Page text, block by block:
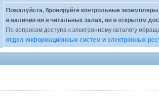
Пожалуйста, бронируйте контрольные экземпляры
в наличии ни в читальных залах, ни в открытом
По вопросам доступа к электронному каталогу
отдел информационных систем и электронных